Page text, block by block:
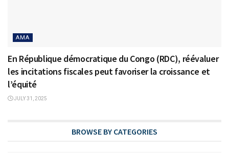
AMA
En République démocratique du Congo (RDC), réévaluer
les incitations fiscales peut favoriser la croissance et
l’équité
JULY 31, 2025
BROWSE BY CATEGORIES